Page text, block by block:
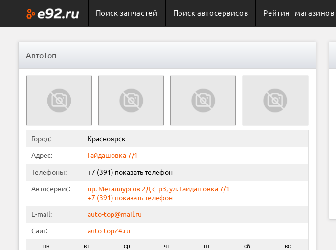
Поиск запчастей Поиск автосервисов Рейтинг магазинов
АвтоТоп
Город: Красноярск
Адрес: Гайдашовка 7/1
Телефоны: +7 (391) показать телефон
Автосервис:
пр. Металлургов 2Д стр3, ул. Гайдашовка 7/1
+7 (391) показать телефон
E-mail: auto-top@mail.ru
Сайт: auto-top24.ru
пн вт ср чт пт сб вс